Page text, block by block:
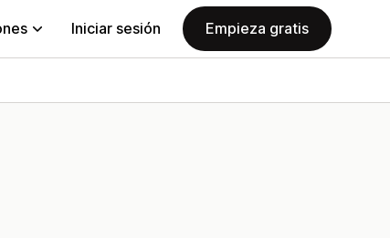
Iniciar sesión Empieza gratis